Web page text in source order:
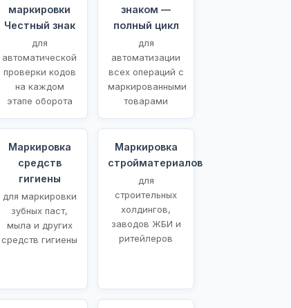
маркировки
Честный знак
для
автоматической
проверки кодов
на каждом
этапе оборота
знаком —
полный цикл
для
автоматизации
всех операций с
маркированными
товарами
Маркировка
средств
гигиены
для маркировки
зубных паст,
мыла и других
средств гигиены
Маркировка
стройматериалов
для
строительных
холдингов,
заводов ЖБИ и
ритейлеров